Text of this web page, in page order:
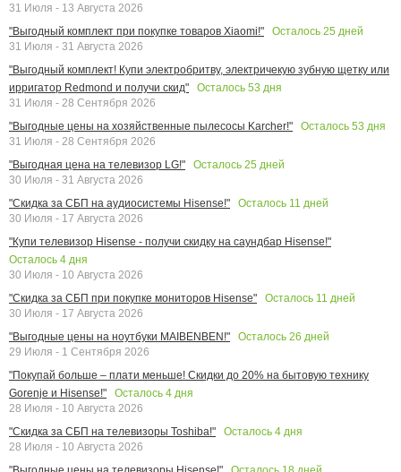
31 Июля - 13 Августа 2026
"Выгодный комплект при покупке товаров Xiaomi!"
Осталось 25 дней
31 Июля - 31 Августа 2026
"Выгодный комплект! Купи электробритву, электричекую зубную щетку или
ирригатор Redmond и получи скид"
Осталось 53 дня
31 Июля - 28 Сентября 2026
"Выгодные цены на хозяйственные пылесосы Karcher!"
Осталось 53 дня
31 Июля - 28 Сентября 2026
"Выгодная цена на телевизор LG!"
Осталось 25 дней
30 Июля - 31 Августа 2026
"Скидка за СБП на аудиосистемы Hisense!"
Осталось 11 дней
30 Июля - 17 Августа 2026
"Купи телевизор Hisense - получи скидку на саундбар Hisense!"
Осталось 4 дня
30 Июля - 10 Августа 2026
"Скидка за СБП при покупке мониторов Hisense"
Осталось 11 дней
30 Июля - 17 Августа 2026
"Выгодные цены на ноутбуки MAIBENBEN!"
Осталось 26 дней
29 Июля - 1 Сентября 2026
"Покупай больше – плати меньше! Скидки до 20% на бытовую технику
Gorenje и Hisense!"
Осталось 4 дня
28 Июля - 10 Августа 2026
"Скидка за СБП на телевизоры Toshiba!"
Осталось 4 дня
28 Июля - 10 Августа 2026